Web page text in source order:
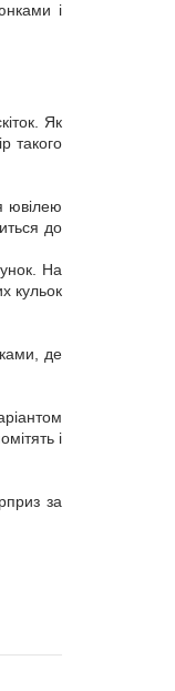
і
Як
такого
ювілею
до
На
кульок
де
і
за